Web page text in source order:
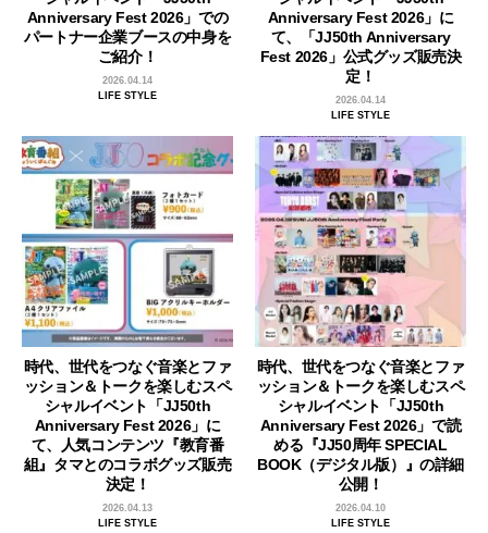
Anniversary Fest 2026」での
パートナー企業ブースの中身を
ご紹介！
2026.04.14
LIFE STYLE
Anniversary Fest 2026」に
て、「JJ50th Anniversary
Fest 2026」公式グッズ販売決
定！
2026.04.14
LIFE STYLE
時代、世代をつなぐ音楽とファ
ッション＆トークを楽しむスペ
シャルイベント「JJ50th
Anniversary Fest 2026」に
て、人気コンテンツ『教育番
組』タマとのコラボグッズ販売
決定！
2026.04.13
LIFE STYLE
時代、世代をつなぐ音楽とファ
ッション＆トークを楽しむスペ
シャルイベント「JJ50th
Anniversary Fest 2026」で読
める『JJ50周年 SPECIAL
BOOK（デジタル版）』の詳細
公開！
2026.04.10
LIFE STYLE